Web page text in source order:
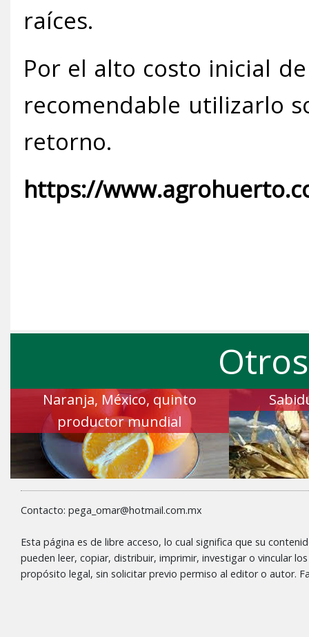
raíces.
Por el alto costo inicial
recomendable utilizarlo
retorno.
https://
Naranja, México, quinto
productor mundial
Contacto: pega_omar@hotmail.com.mx
Esta página es de libre acceso, lo cual significa que su
pueden leer, copiar, distribuir, imprimir, investigar o vincular
propósito legal, sin solicitar previo permiso al editor o autor.